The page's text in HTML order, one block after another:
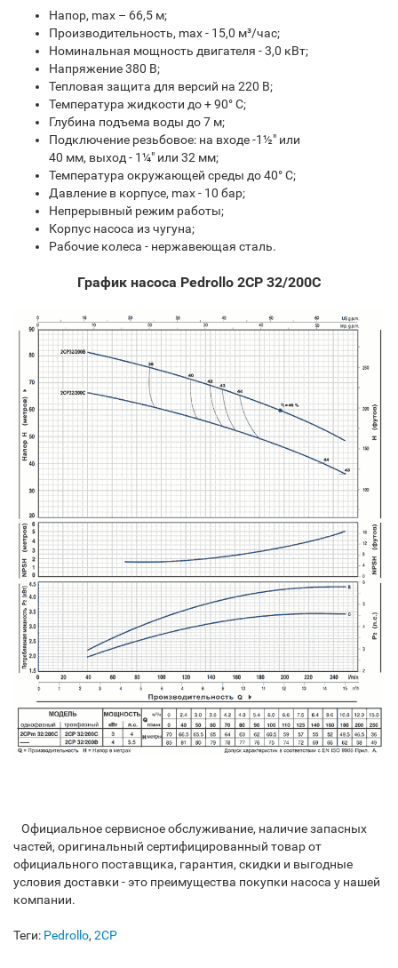
Напор, max – 66,5 м;
Производительность, max - 15,0 м³/час;
Номинальная мощность двигателя - 3,0 кВт;
Напряжение 380 В;
Тепловая защита для версий на 220 В;
Температура жидкости до + 90° С;
Глубина подъема воды до 7 м;
Подключение резьбовое: на входе -1½″ или
40 мм, выход - 1¼″ или 32 мм;
Температура окружающей среды до 40° С;
Давление в корпусе, max - 10 бар;
Непрерывный режим работы;
Корпус насоса из чугуна;
Рабочие колеса - нержавеющая сталь.
График насоса Pedrollo 2CP 32/200C
Официальное сервисное обслуживание, наличие запасных
частей, оригинальный сертифицированный товар от
официального поставщика, гарантия, скидки и выгодные
условия доставки - это преимущества покупки насоса у нашей
компании.
Теги: Pedrollo, 2CP